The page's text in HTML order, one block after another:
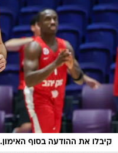
קיבלו את ההודעה בסוף האימון.